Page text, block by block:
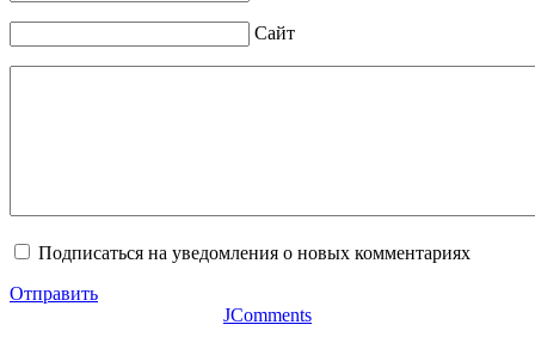
Сайт
Подписаться на уведомления о новых комментариях
Отправить
JComments